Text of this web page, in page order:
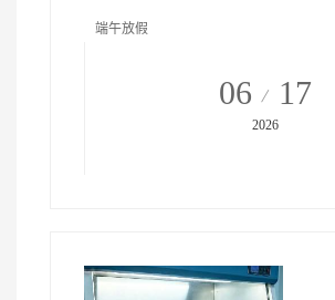
端午放假
06 17
2026